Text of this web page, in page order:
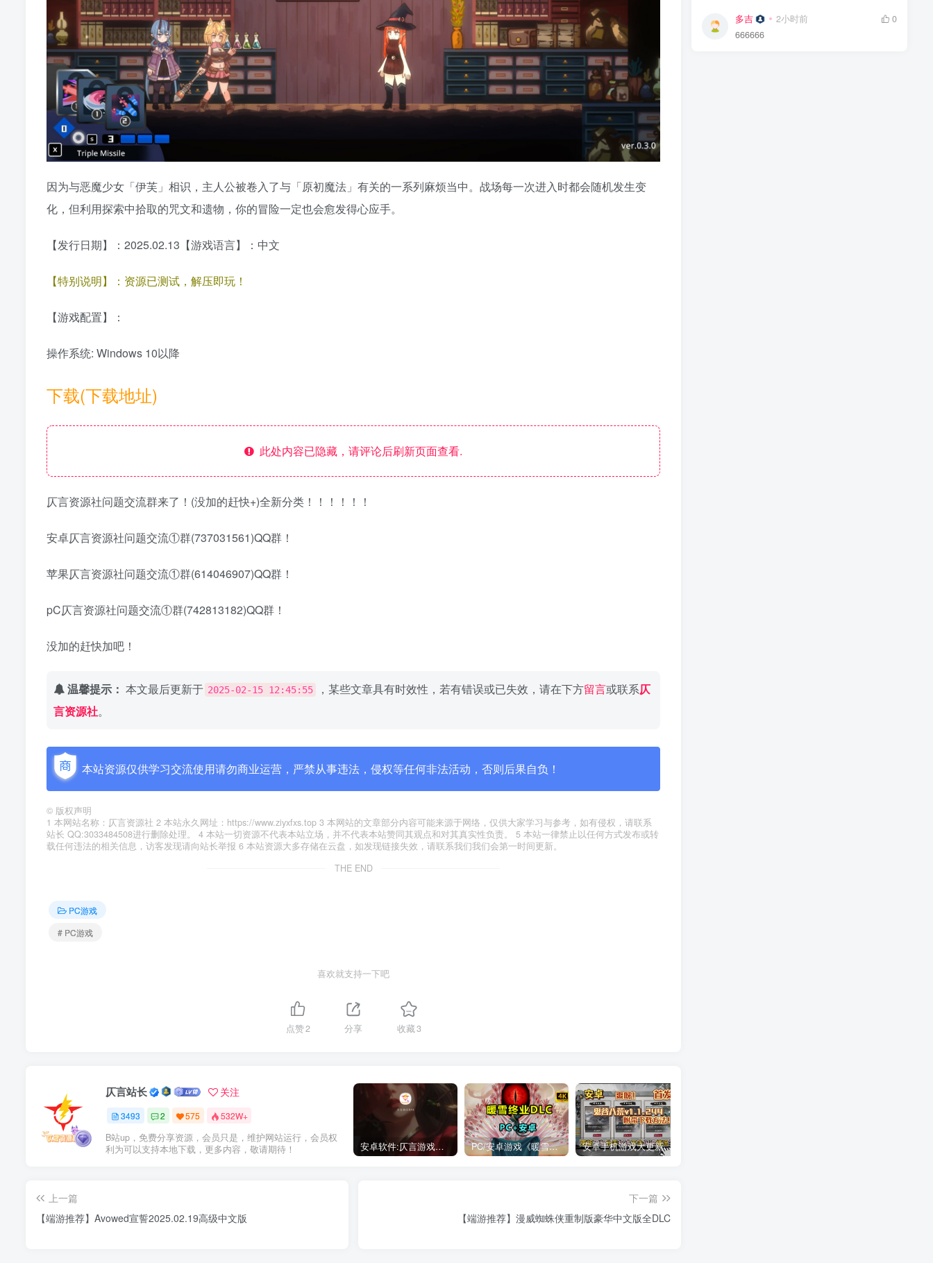
因为与恶魔少女「伊芙」相识，主人公被卷入了与「原初魔法」有关的一系列麻烦当中。战场每一次进入时都会随机发生变
化，但利用探索中拾取的咒文和遗物，你的冒险一定也会愈发得心应手。
【发行日期】：2025.02.13【游戏语言】：中文
【特别说明】：资源已测试，解压即玩！
【游戏配置】：
操作系统: Windows 10以降
下载(下载地址)
此处内容已隐藏，请评论后刷新页面查看.
仄言资源社问题交流群来了！(没加的赶快+)全新分类！！！！！！
安卓仄言资源社问题交流①群(737031561)QQ群！
苹果仄言资源社问题交流①群(614046907)QQ群！
pC仄言资源社问题交流①群(742813182)QQ群！
没加的赶快加吧！
温馨提示： 本文最后更新于 2025-02-15 12:45:55 ，某些文章具有时效性，若有错误或已失效，请在下方留言或联系仄
言资源社。
本站资源仅供学习交流使用请勿商业运营，严禁从事违法，侵权等任何非法活动，否则后果自负！
© 版权声明
1 本网站名称：仄言资源社 2 本站永久网址：https://www.ziyxfxs.top 3 本网站的文章部分内容可能来源于网络，仅供大家学习与参考，如有侵权，请联系
站长 QQ:3033484508进行删除处理。 4 本站一切资源不代表本站立场，并不代表本站赞同其观点和对其真实性负责。 5 本站一律禁止以任何方式发布或转
载任何违法的相关信息，访客发现请向站长举报 6 本站资源大多存储在云盘，如发现链接失效，请联系我们我们会第一时间更新。
THE END
PC游戏
# PC游戏
喜欢就支持一下吧
点赞2 分享 收藏3
仄言站长 关注
3493 2 575 532W+
B站up，免费分享资源，会员只是，维护网站运行，会员权
利为可以支持本地下载，更多内容，敬请期待！
安卓软件:仄言游戏库4.0APP全新上架了！没有下的赶紧下载呀！ PC/安卓游戏《暖雪最新v3.1.0.1》终业DLC整合版！ 安卓手机游戏大更新！《鬼谷八荒v1.1.244》[完整版+DLC+存档]Steam移植
上一篇
【端游推荐】Avowed宣誓2025.02.19高级中文版
下一篇
【端游推荐】漫威蜘蛛侠重制版豪华中文版全DLC
多吉 2小时前
0
666666